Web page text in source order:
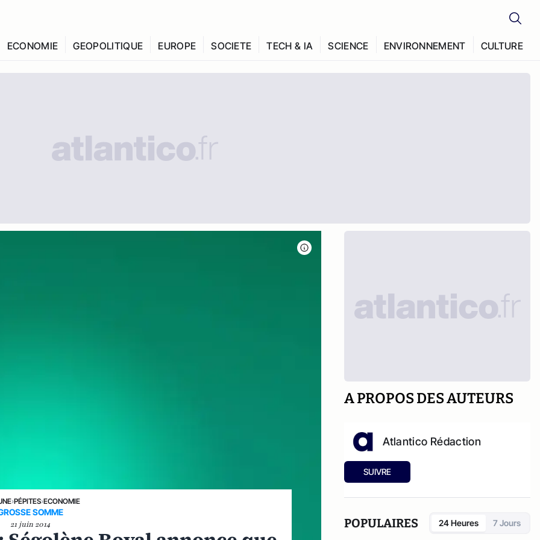
ECONOMIE GEOPOLITIQUE EUROPE SOCIETE TECH & IA SCIENCE ENVIRONNEMENT CULTURE
›PÉPITES›ECONOMIE
SOMME
21 juin 2014
A PROPOS DES AUTEURS
Atlantico Rédaction
SUIVRE
POPULAIRES 24 Heures 7 Jours